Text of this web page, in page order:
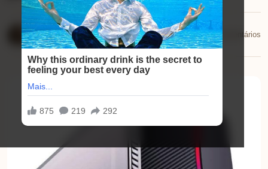
Mariana Souza
20/01/2026
📅 20/01/2026💬 0 comentários